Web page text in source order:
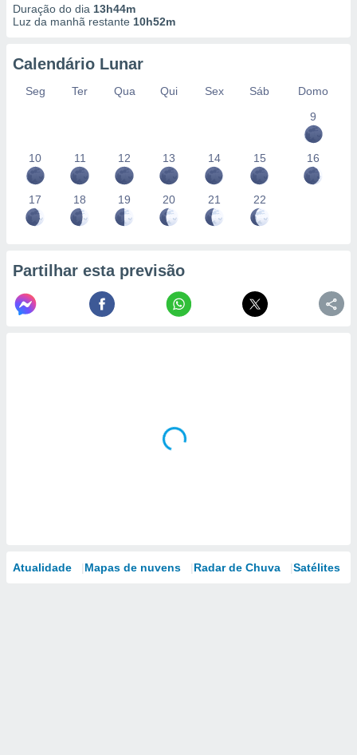
Duração do dia 13h44m
Luz da manhã restante 10h52m
Calendário Lunar
Seg Ter Qua Qui Sex Sáb
Domo
9
10 11 12 13 14 15 16
17 18 19 20 21 22
Partilhar esta previsão
Atualidade Mapas de nuvens Radar de Chuva Satélites